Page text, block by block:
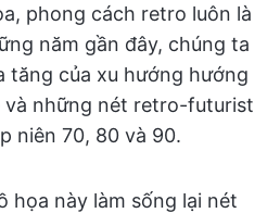
phong cách retro luôn là
năm gần đây, chúng ta
tăng của xu hướng hướng
những nét retro-futurist
niên 70, 80 và 90.
họa này làm sống lại nét